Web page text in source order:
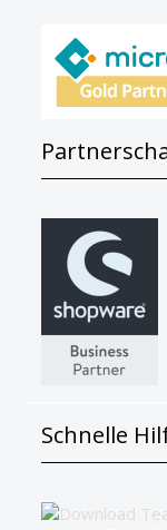
Schnelle